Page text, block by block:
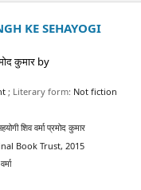
KE SEHAYOGI
कुमार by
; Literary form: Not fiction
शिव वर्मा प्रमोद कुमार
Book Trust, 2015